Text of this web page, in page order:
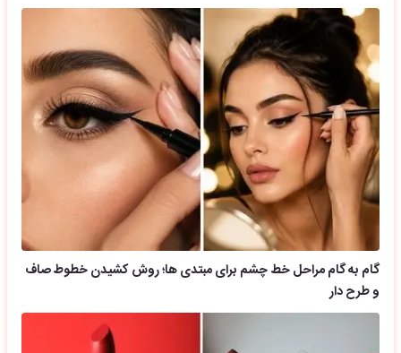
گام به گام مراحل خط چشم برای مبتدی ها؛ روش کشیدن خطوط صاف
و طرح دار